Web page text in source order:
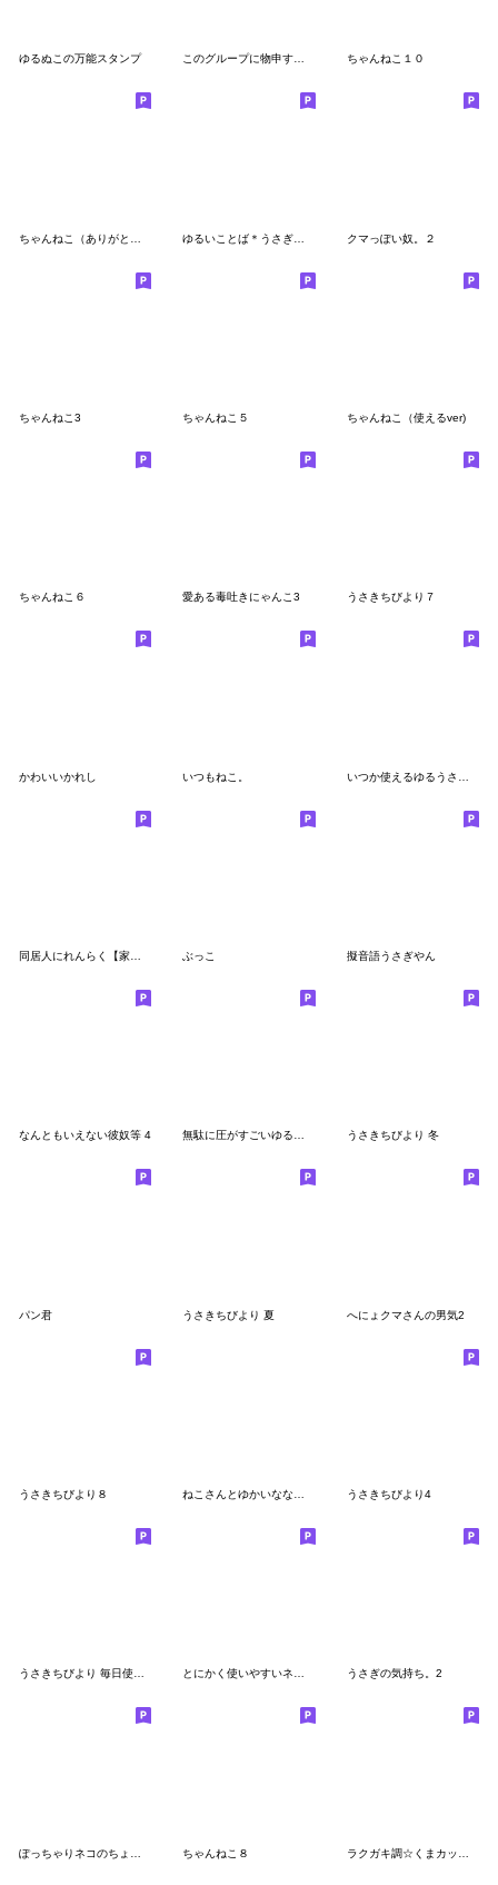
ゆるぬこの万能スタンプ このグループに物申すクマ ちゃんねこ１０
クマっぽい奴。２
ちゃんねこ3 ちゃんねこ５ ちゃんねこ（使えるver)
ちゃんねこ６ 愛ある毒吐きにゃんこ3 うさきちびより７
かわいいかれし いつもねこ。
ぶっこ 擬音語うさぎやん
なんともいえない彼奴等 4 無駄に圧がすごいゆるうさ うさきちびより 冬
パン君 うさきちびより 夏 へにょクマさんの男気2
うさきちびより８ うさきちびより4
うさきちびより 毎日使える とにかく使いやすいネコとウサギ うさぎの気持ち。2
ちゃんねこ８